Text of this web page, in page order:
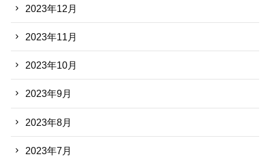
2023年12月
2023年11月
2023年10月
2023年9月
2023年8月
2023年7月